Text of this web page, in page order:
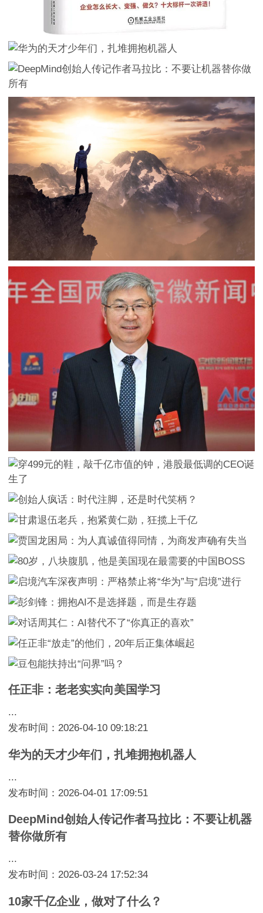
任正非：老老实实向美国学习
...
发布时间：2026-04-10 09:18:21
华为的天才少年们，扎堆拥抱机器人
...
发布时间：2026-04-01 17:09:51
DeepMind创始人传记作者马拉比：不要让机器
替你做所有
...
发布时间：2026-03-24 17:52:34
10家千亿企业，做对了什么？